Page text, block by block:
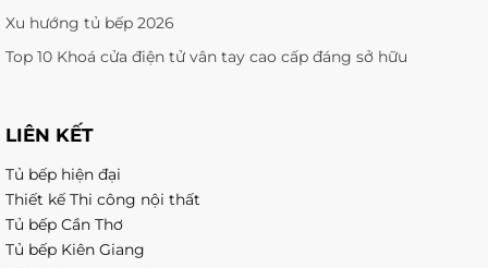
Xu hướng tủ bếp 2026
Top 10 Khoá cửa điện tử vân tay cao cấp đáng sở hữu
LIÊN KẾT
Tủ bếp hiện đại
Thiết kế Thi công nội thất
Tủ bếp Cần Thơ
Tủ bếp Kiên Giang